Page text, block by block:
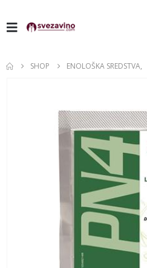
SHOP ENOLOŠKA SREDSTVA,